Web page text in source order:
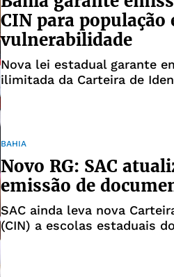
CIN para população
vulnerabilidade
Nova lei estadual garante
ilimitada da Carteira de
BAHIA
Novo RG: SAC
emissão de
SAC ainda leva nova
(CIN) a escolas estaduais